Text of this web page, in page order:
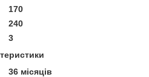
170
240
3
36 місяців